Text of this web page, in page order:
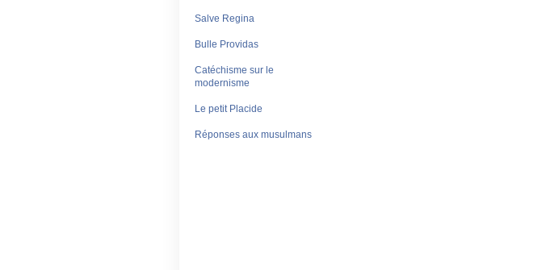
Salve Regina
Bulle Providas
Catéchisme sur le
modernisme
Le petit Placide
Réponses aux musulmans